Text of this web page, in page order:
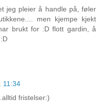
jeg pleier å handle på, føler
men kjempe kjekt
brukt for :D flott gardin, å
11:34
fristelser:)